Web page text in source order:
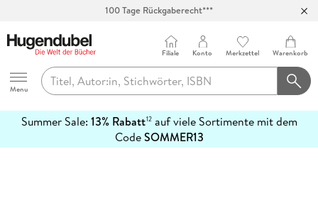
100 Tage Rückgaberecht***
Hugendubel
Menu
Filiale Konto Merkzettel Warenkorb
Summer Sale: 13% Rabatt12auf viele Sortimente mit dem
CodeSOMMER13
erfahren